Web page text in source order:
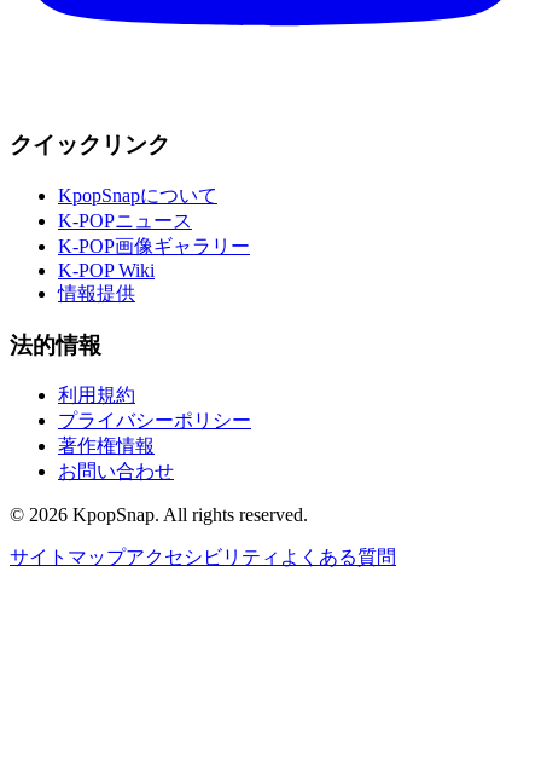
クイックリンク
KpopSnapについて
K-POPニュース
K-POP画像ギャラリー
K-POP Wiki
情報提供
法的情報
利用規約
プライバシーポリシー
著作権情報
お問い合わせ
© 2026 KpopSnap. All rights reserved.
サイトマップアクセシビリティ よくある質問